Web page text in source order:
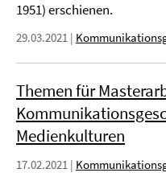
1951) erschienen.
29.03.2021 |
Themen für
Medienkulturen
17.02.2021 |